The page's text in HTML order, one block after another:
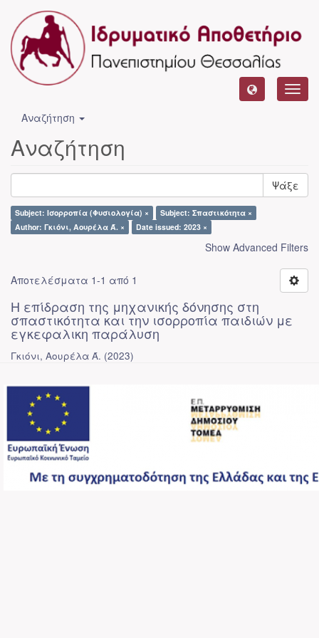
Αναζήτηση
Αναζήτηση
Ψάξε
Subject: Ισορροπία (Φυσιολογία) ×
Subject: Σπαστικότητα ×
Author: Γκιόνι, Αουρέλα Ά. ×
Date issued: 2023 ×
Show Advanced Filters
Αποτελέσματα 1-1 από 1
Η επίδραση της μηχανικής δόνησης στη
σπαστικότητα και την ισορροπία παιδιών με
εγκεφαλικη παράλυση
Γκιόνι, Αουρέλα Ά. (2023)